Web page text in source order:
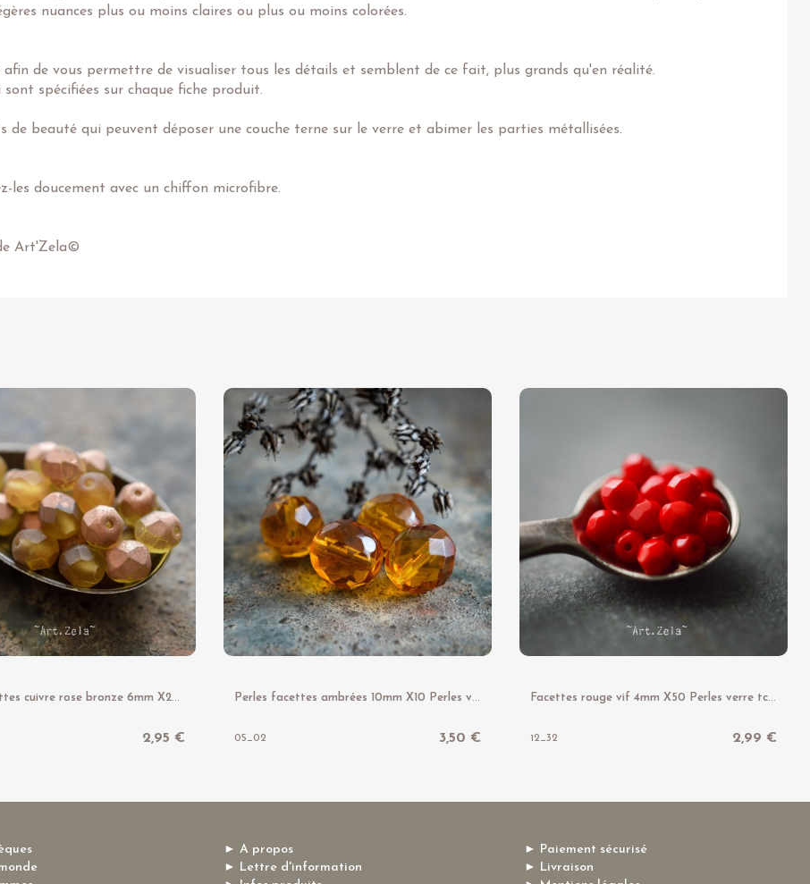
nuances plus ou moins claires ou plus ou moins colorées.
de vous permettre de visualiser tous les détails et semblent de ce fait, plus grands qu'en réalité.
spécifiées sur chaque fiche produit.
beauté qui peuvent déposer une couche terne sur le verre et abimer les parties métallisées.
doucement avec un chiffon microfibre.
Art'Zela©
2,95 € 05_02 3,50 €
Facettes rouge vif 4mm X50 Perles verre tchèque opaque
12_32 2,99 €
► A propos
► Lettre d'information
► Paiement sécurisé
► Livraison